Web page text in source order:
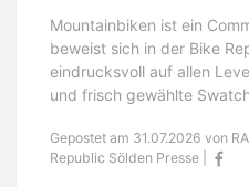
Mountainbiken ist ein
beweist sich in der Bike
eindrucksvoll auf allen
und frisch gewählte
Gepostet am 31.07.2026 von
Republic Sölden Presse |